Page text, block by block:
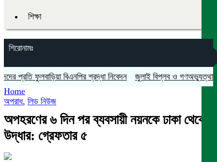
শিক্ষা
শিরোনামঃ
ফুলবাড়িয়া বিএনপির শ্রদ্ধা নিবেদন জুলাই বিপ্লব ও গণঅভ্যুত্থান দিবস
Home
অপরাধ, লিড নিউজ
অপহরণের ৬ দিন পর ব্যবসায়ী নয়নকে ঢাকা থেকে
উদ্ধার: গ্রেফতার ৫